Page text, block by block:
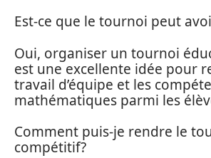
Est-ce que le tournoi peut
Oui, organiser un tournoi
est une excellente idée pour
travail d’équipe et les
mathématiques parmi les
Comment puis-je rendre le
compétitif?